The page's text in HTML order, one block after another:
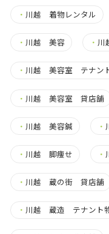
・ 川越 着物レンタル
・ 川越 美容 ・ 川
・ 川越 美容室 テナン
・ 川越 美容室 貸店舗
・ 川越 美容鍼 ・
・ 川越 脚痩せ ・
・ 川越 蔵の街 貸店舗
・ 川越 蔵造 テナント